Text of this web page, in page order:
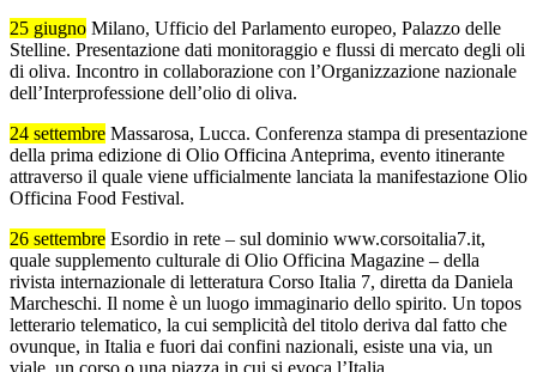
25 giugno Milano, Ufficio del Parlamento europeo, Palazzo delle
Stelline. Presentazione dati monitoraggio e flussi di mercato degli oli
di oliva. Incontro in collaborazione con l’Organizzazione nazionale
dell’Interprofessione dell’olio di oliva.
24 settembre Massarosa, Lucca. Conferenza stampa di presentazione
della prima edizione di Olio Officina Anteprima, evento itinerante
attraverso il quale viene ufficialmente lanciata la manifestazione Olio
Officina Food Festival.
26 settembre Esordio in rete – sul dominio www.corsoitalia7.it,
quale supplemento culturale di Olio Officina Magazine – della
rivista internazionale di letteratura Corso Italia 7, diretta da Daniela
Marcheschi. Il nome è un luogo immaginario dello spirito. Un topos
letterario telematico, la cui semplicità del titolo deriva dal fatto che
ovunque, in Italia e fuori dai confini nazionali, esiste una via, un